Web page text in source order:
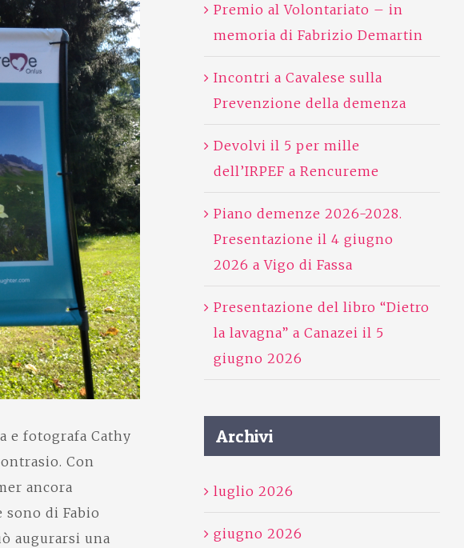
e fotografa Cathy
Con
ancora
di Fabio
augurarsi una
Premio al Volontariato – in
memoria di Fabrizio Demartin
Incontri a Cavalese sulla
Prevenzione della demenza
Devolvi il 5 per mille
dell’IRPEF a Rencureme
Piano demenze 2026-2028.
Presentazione il 4 giugno
2026 a Vigo di Fassa
Presentazione del libro “Dietro
la lavagna” a Canazei il 5
giugno 2026
Archivi
luglio 2026
giugno 2026